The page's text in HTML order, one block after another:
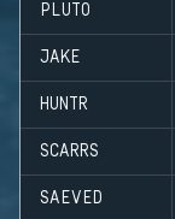
PLUTO
JAKE
HUNTR
SCARRS
SAEVED